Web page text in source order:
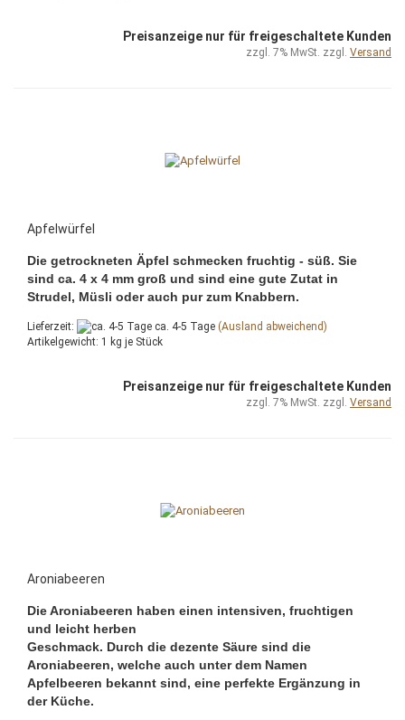
Preisanzeige nur für freigeschaltete Kunden
zzgl. 7% MwSt. zzgl. Versand
Apfelwürfel
Die getrockneten Äpfel schmecken fruchtig - süß. Sie
sind ca. 4 x 4 mm groß und sind eine gute Zutat in
Strudel, Müsli oder auch pur zum Knabbern.
Lieferzeit: ca. 4-5 Tage (Ausland abweichend)
Artikelgewicht: 1 kg je Stück
Preisanzeige nur für freigeschaltete Kunden
zzgl. 7% MwSt. zzgl. Versand
Aroniabeeren
Die Aroniabeeren haben einen intensiven, fruchtigen
und leicht herben
Geschmack. Durch die dezente Säure sind die
Aroniabeeren, welche auch unter dem Namen
Apfelbeeren bekannt sind, eine perfekte Ergänzung in
der Küche.